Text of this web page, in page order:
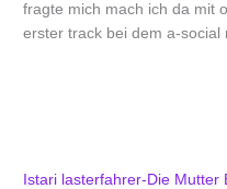
fragte mich mach ich da mit
erster track bei dem a-social
Istari lasterfahrer-Die Mutter